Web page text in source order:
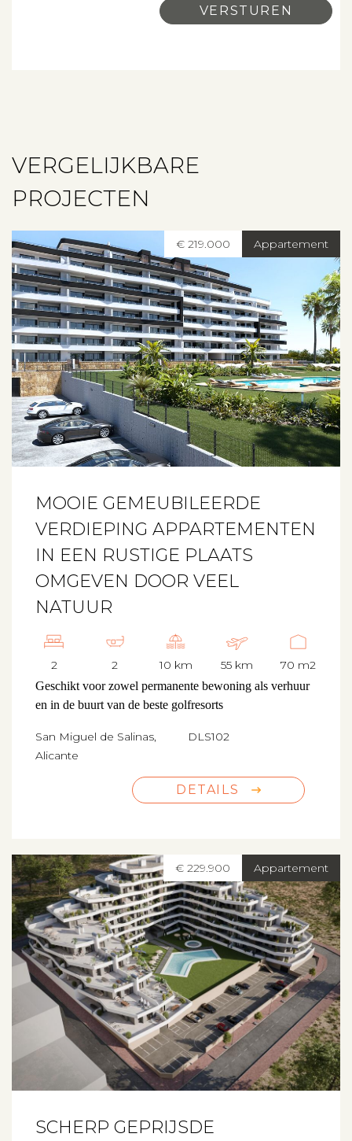
VERGELIJKBARE
PROJECTEN
Appartement
€ 219.000
MOOIE GEMEUBILEERDE
VERDIEPING APPARTEMENTEN
IN EEN RUSTIGE PLAATS
OMGEVEN DOOR VEEL
NATUUR
2 2 10 km 55 km 70 m2
Geschikt voor zowel permanente bewoning als verhuur
en in de buurt van de beste golfresorts
San Miguel de Salinas,
Alicante
DLS102
DETAILS
Appartement
€ 229.900
SCHERP GEPRIJSDE